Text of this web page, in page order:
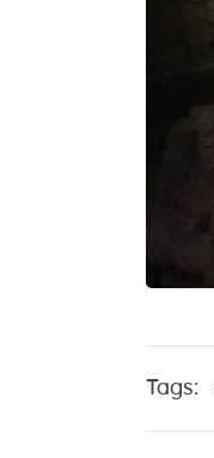
Tags: